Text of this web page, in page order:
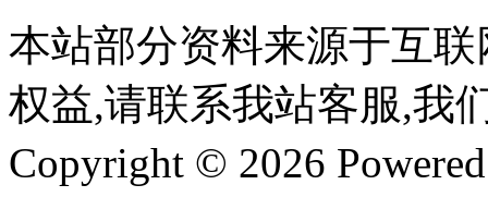
本站部分资料来源于互
权益,请联系我站客服,我
Copyright © 2026